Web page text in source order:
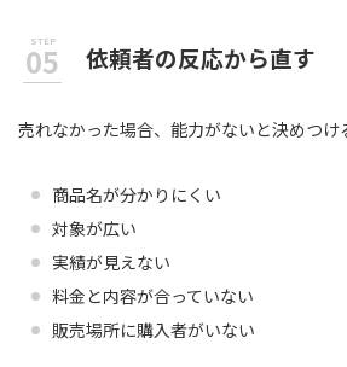
依頼者の反応から直す
売れなかった場合、能力がないと決めつけ
商品名が分かりにくい
対象が広い
実績が見えない
料金と内容が合っていない
販売場所に購入者がいない